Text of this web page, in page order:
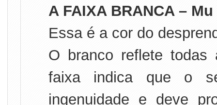
A FAIXA BRANCA –
Essa é a cor do
O branco reflete todas
faixa indica que o
ingenuidade e deve